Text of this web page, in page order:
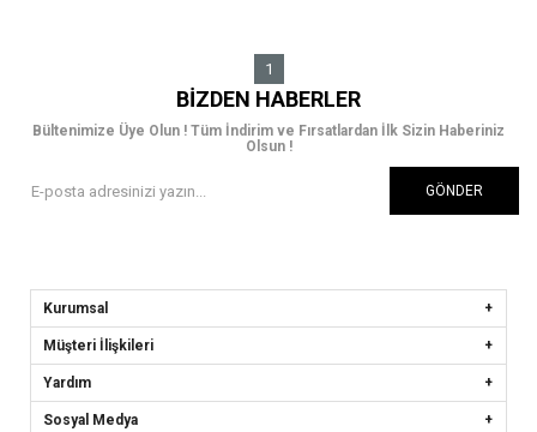
1
BIZDEN HABERLER
Bültenimize Üye Olun ! Tüm İndirim ve Fırsatlardan İlk Sizin Haberiniz
Olsun !
GÖNDER
Kurumsal
Müşteri İlişkileri
Yardım
Sosyal Medya